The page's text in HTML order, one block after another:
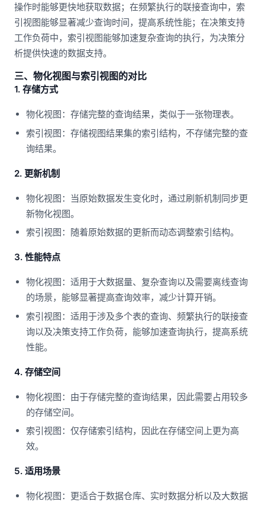
操作时能够更快地获取数据；在频繁执行的联接查询中，索
引视图能够显著减少查询时间，提高系统性能；在决策支持
工作负荷中，索引视图能够加速复杂查询的执行，为决策分
析提供快速的数据支持。
三、物化视图与索引视图的对比
1. 存储方式
物化视图：存储完整的查询结果，类似于一张物理表。
索引视图：存储视图结果集的索引结构，不存储完整的查
询结果。
2. 更新机制
物化视图：当原始数据发生变化时，通过刷新机制同步更
新物化视图。
索引视图：随着原始数据的更新而动态调整索引结构。
3. 性能特点
物化视图：适用于大数据量、复杂查询以及需要离线查询
的场景，能够显著提高查询效率，减少计算开销。
索引视图：适用于涉及多个表的查询、频繁执行的联接查
询以及决策支持工作负荷，能够加速查询执行，提高系统
性能。
4. 存储空间
物化视图：由于存储完整的查询结果，因此需要占用较多
的存储空间。
索引视图：仅存储索引结构，因此在存储空间上更为高
效。
5. 适用场景
物化视图：更适合于数据仓库、实时数据分析以及大数据